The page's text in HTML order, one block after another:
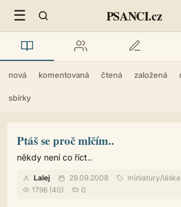
☰ PSANCI.cz
nová komentovaná čtená založená
sbírky
Ptáš se proč mlčím..
někdy není co říct..
Lalej 29.09.2008 miniatury/láska
1796 (40)
0